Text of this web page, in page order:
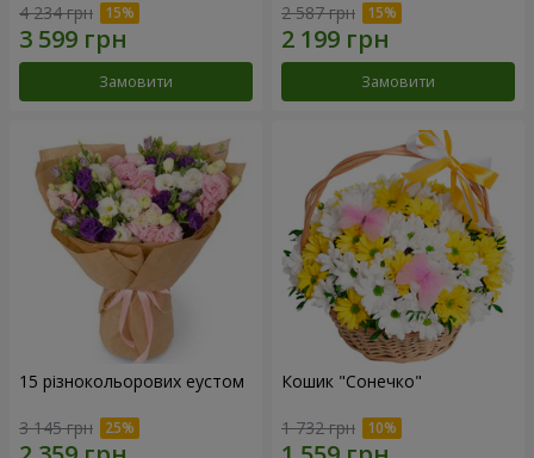
4 234 грн
Замовити
2 587 грн
Замовити
15 різнокольорових еустом
3 145 грн
Кошик "Сонечко"
1 732 грн